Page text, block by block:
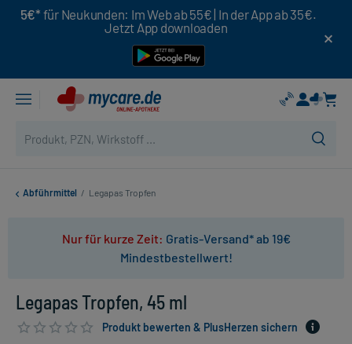
5€* für Neukunden: Im Web ab 55€ | In der App ab 35€.
Jetzt App downloaden
Abführmittel / Legapas Tropfen
Nur für kurze Zeit: Gratis-Versand* ab 19€
Mindestbestellwert!
Legapas Tropfen, 45 ml
Produkt bewerten & PlusHerzen sichern